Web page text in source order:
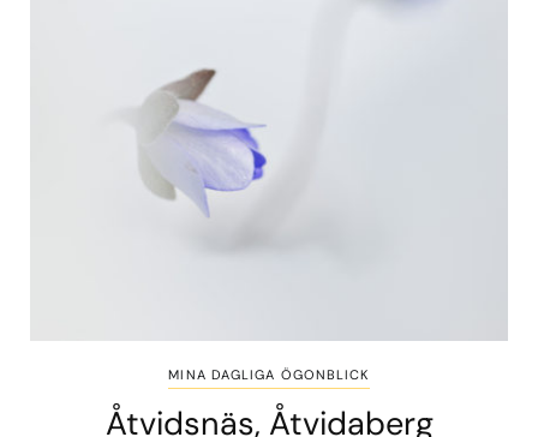
MINA DAGLIGA ÖGONBLICK
Åtvidsnäs, Åtvidaberg